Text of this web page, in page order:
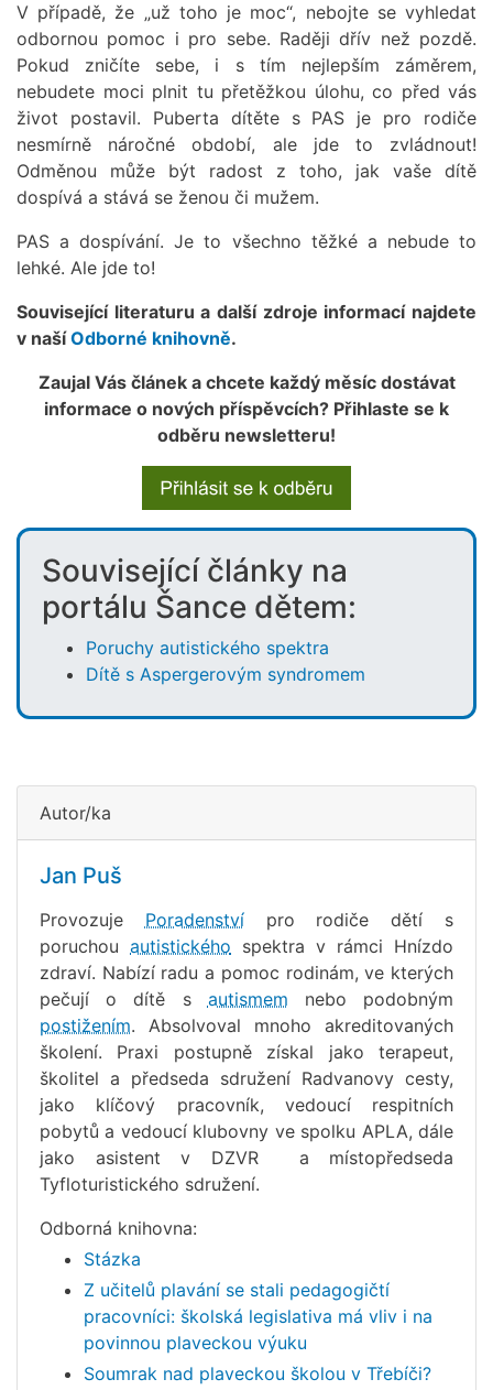
V případě, že „už toho je moc“, nebojte se vyhledat
odbornou pomoc i pro sebe. Raději dřív než pozdě.
Pokud zničíte sebe, i s tím nejlepším záměrem,
nebudete moci plnit tu přetěžkou úlohu, co před vás
život postavil. Puberta dítěte s PAS je pro rodiče
nesmírně náročné období, ale jde to zvládnout!
Odměnou může být radost z toho, jak vaše dítě
dospívá a stává se ženou či mužem.
PAS a dospívání. Je to všechno těžké a nebude to
lehké. Ale jde to!
Související literaturu a další zdroje informací najdete
v našíOdborné knihovně.
Zaujal Vás článek a chcete každý měsíc dostávat
informace o nových příspěvcích? Přihlaste se k
odběru newsletteru!
Související články na
portálu Šance dětem:
Poruchy autistického spektra
Dítě s Aspergerovým syndromem
Autor/ka
Jan Puš
Provozuje Poradenstvípro rodiče dětí s
poruchou autistického spektra v rámci Hnízdo
zdraví. Nabízí radu a pomoc rodinám, ve kterých
pečují o dítě s autismem nebo podobným
postižením. Absolvoval mnoho akreditovaných
školení. Praxi postupně získal jako terapeut,
školitel a předseda sdružení Radvanovy cesty,
jako klíčový pracovník, vedoucí respitních
pobytů a vedoucí klubovny ve spolku APLA, dále
jako asistent v DZVR a místopředseda
Tyfloturistického sdružení.
Odborná knihovna:
Stázka
Z učitelů plavání se stali pedagogičtí
pracovníci: školská legislativa má vliv i na
povinnou plaveckou výuku
Soumrak nad plaveckou školou v Třebíči?